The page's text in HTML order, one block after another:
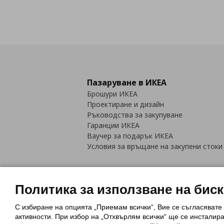
Пазаруване в ИКЕА
Брошури ИКЕА
Проектиране и дизайн
Ръководства за закупуване
Гаранции ИКЕА
Ваучер за подарък ИКЕА
Условия за връщане на закупени стоки
Политика за използване на
Политика за използване на
С избиране на опцията „Приемам всички“, Вие се
активности. При избор на „Отхвърлям всички“ ще се